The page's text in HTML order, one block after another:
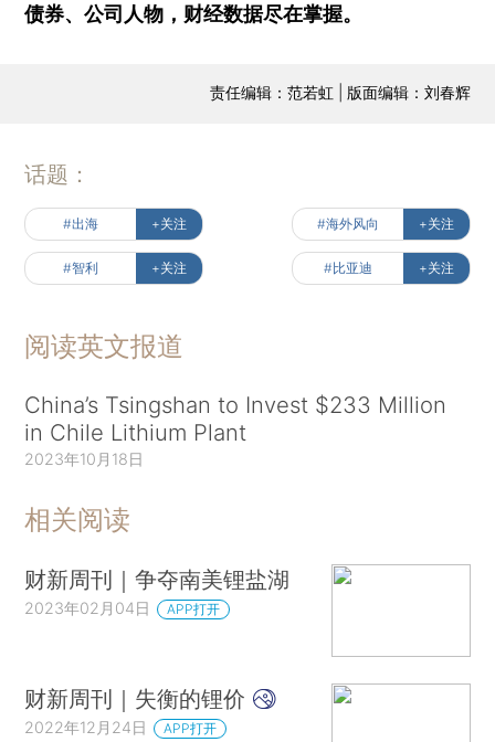
债券、公司人物，财经数据尽在掌握。
责任编辑：范若虹 | 版面编辑：刘春辉
话题：
#出海 +关注 #海外风向 +关注
#智利 +关注 #比亚迪 +关注
阅读英文报道
China’s Tsingshan to Invest $233 Million
in Chile Lithium Plant
2023年10月18日
相关阅读
财新周刊｜争夺南美锂盐湖
2023年02月04日 APP打开
财新周刊｜失衡的锂价
2022年12月24日 APP打开